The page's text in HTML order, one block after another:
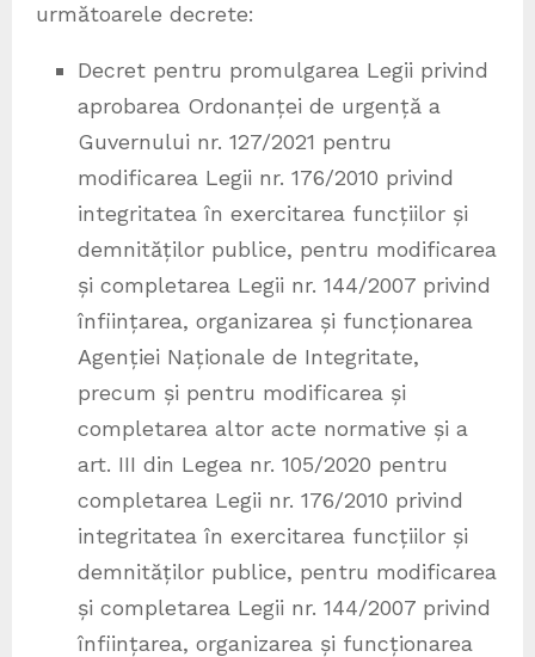
următoarele decrete:
Decret pentru promulgarea Legii privind
aprobarea Ordonanței de urgență a
Guvernului nr. 127/2021 pentru
modificarea Legii nr. 176/2010 privind
integritatea în exercitarea funcțiilor și
demnităților publice, pentru modificarea
și completarea Legii nr. 144/2007 privind
înființarea, organizarea și funcționarea
Agenției Naționale de Integritate,
precum și pentru modificarea și
completarea altor acte normative și a
art. III din Legea nr. 105/2020 pentru
completarea Legii nr. 176/2010 privind
integritatea în exercitarea funcțiilor și
demnităților publice, pentru modificarea
și completarea Legii nr. 144/2007 privind
înființarea, organizarea și funcționarea